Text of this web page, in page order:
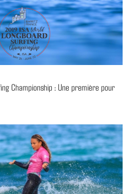
Championship : Une première pour